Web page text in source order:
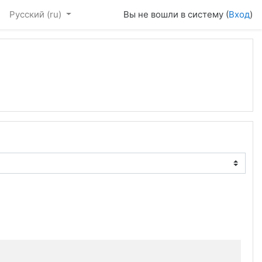
Русский ‎(ru)‎ Вы не вошли в систему (Вход)